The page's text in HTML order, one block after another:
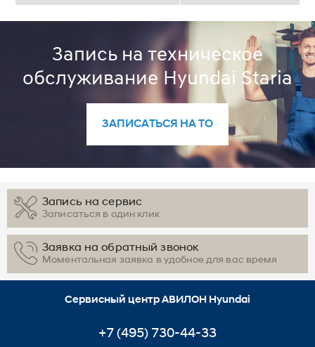
Запись на техническое
обслуживание Hyundai Staria
ЗАПИСАТЬСЯ НА ТО
Запись на сервис
Записаться в один клик
Заявка на обратный звонок
Моментальная заявка в удобное для вас время
Сервисный центр АВИЛОН Hyundai
+7 (495) 730-44-33